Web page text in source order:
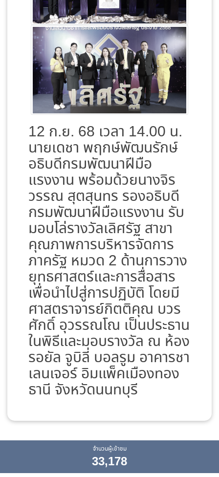
12 ก.ย. 68 เวลา 14.00 น.
นายเดชา พฤกษ์พัฒนรักษ์
อธิบดีกรมพัฒนาฝีมือ
แรงงาน พร้อมด้วยนางจิร
วรรณ สุตสุนทร รองอธิบดี
กรมพัฒนาฝีมือแรงงาน รับ
มอบโล่รางวัลเลิศรัฐ สาขา
คุณภาพการบริหารจัดการ
ภาครัฐ หมวด 2 ด้านการวาง
ยุทธศาสตร์และการสื่อสาร
เพื่อนำไปสู่การปฏิบัติ โดยมี
ศาสตราจารย์กิตติคุณ บวร
ศักดิ์ อุวรรณโณ เป็นประธาน
ในพิธีและมอบรางวัล ณ ห้อง
รอยัล จูบิลี่ บอลรูม อาคารชา
เลนเจอร์ อิมแพ็คเมืองทอง
ธานี จังหวัดนนทบุรี
จำนวนผู้เข้าชม
33,178